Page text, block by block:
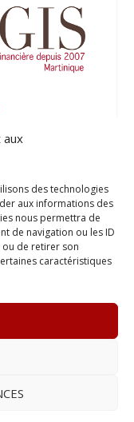
aux
des technologies
aux informations des
nous permettra de
de navigation ou les ID
ou de retirer son
caractéristiques
–